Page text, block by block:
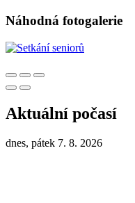
Náhodná fotogalerie
Aktuální počasí
dnes, pátek 7. 8. 2026